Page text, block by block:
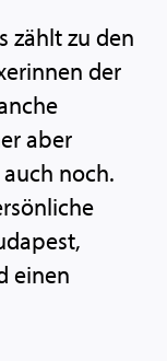
zählt zu den
der
aber
noch.
einen